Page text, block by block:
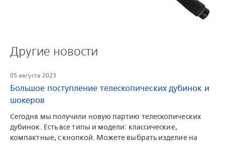
Другие новости
05 августа 2023
Большое поступление телескопических дубинок и
шокеров
Сегодня мы получили новую партию телескопических
дубинок. Есть все типы и модели: классические,
компактные, с кнопкой. Можете выбрать изделие на